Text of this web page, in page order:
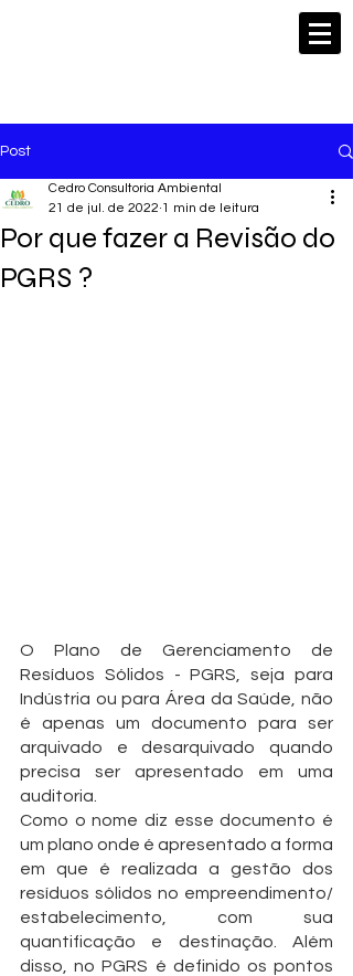
Post
Por que fazer a Revisão do
PGRS ?
Cedro Consultoria Ambiental
21 de jul. de 2022 1 min de leitura
O Plano de Gerenciamento de
Resíduos Sólidos - PGRS, seja para
Indústria ou para Área da Saúde, não
é apenas um documento para ser
arquivado e desarquivado quando
precisa ser apresentado em uma
auditoria.
Como o nome diz esse documento é
um plano onde é apresentado a forma
em que é realizada a gestão dos
resíduos sólidos no empreendimento/
estabelecimento, com sua
quantificação e destinação. Além
disso, no PGRS é definido os pontos